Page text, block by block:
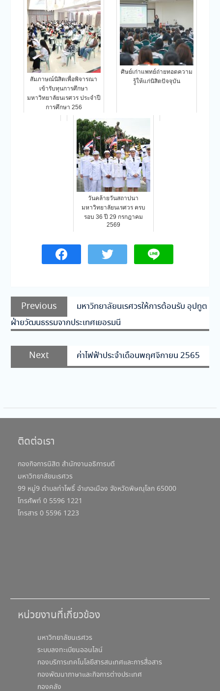
สัมภาษณ์นิสิตเพื่อพิจารณา
เข้ารับทุนการศึกษา
มหาวิทยาลัยนเรศวร ประจำปี
การศึกษา 256
ศิษย์เก่าแพทย์ถ่ายทอดความ
รู้ให้แก่นิสิตปัจจุบัน
วันคล้ายวันสถาปนา
มหาวิทยาลัยนเรศวร ครบ
รอบ 36 ปี 29 กรกฎาคม
2569
แนะแนว
เรื่อง
Previous
Previous
post:
มหาวิทยาลัยนเรศวรให้การต้อนรับ อุปทูต
ฝ่ายวัฒนธรรมจากประเทศเยอรมนี
Next
Next
post:
ค่าไฟฟ้าประจำเดือนพฤศจิกายน 2565
ติดต่อเรา
กองกิจการนิสิต สำนักงานอธิการบดี
มหาวิทยาลัยนเรศวร
99 หมู่9 ตำบลท่าโพธิ์ อำเภอเมือง จังหวัดพิษณุโลก 65000
โทรศัพท์ 0 5596 1221
โทรสาร 0 5596 1223
หน่วยงานที่เกี่ยวข้อง
มหาวิทยาลัยนเรศวร
ระบบลงทะเบียนออนไลน์
กองบริการเทคโนโลยีสารสนเทศและการสื่อสาร
กองพัฒนาภาษาและกิจการต่างประเทศ
กองคลัง